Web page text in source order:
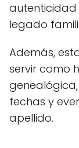
autenticidad
legado
Además,
servir como
fechas y
apellido.